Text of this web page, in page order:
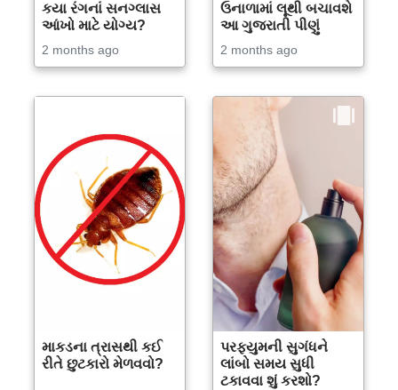
કયા રંગનાં સનગ્લાસ
આંખો માટે યોગ્ય?
2 months ago
ઉનાળામાં લૂથી બચાવશે
આ ગુજરાતી પીણું
2 months ago
માકડના ત્રાસથી કઈ
રીતે છુટકારો મેળવવો?
પરફ્યુમની સુગંધને
લાંબો સમય સુધી
ટકાવવા શું કરશો?